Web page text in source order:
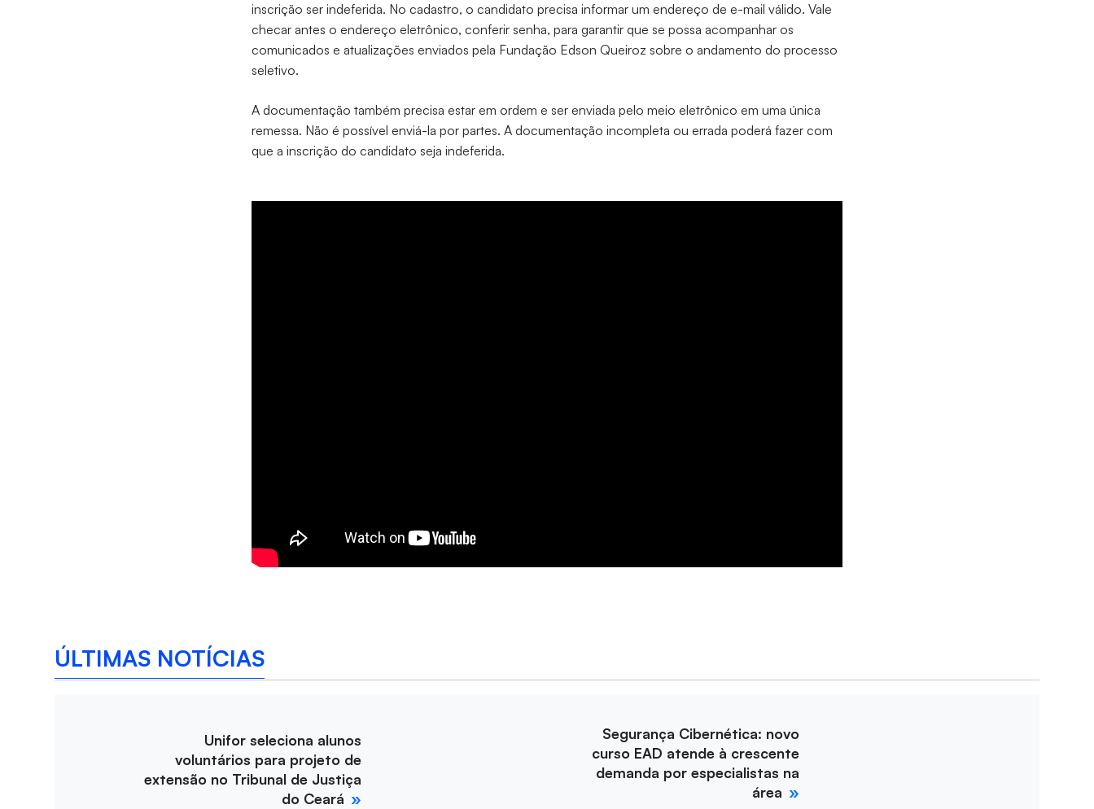
inscrição ser indeferida. No cadastro, o candidato precisa informar um endereço de e-mail válido. Vale
checar antes o endereço eletrônico, conferir senha, para garantir que se possa acompanhar os
comunicados e atualizações enviados pela Fundação Edson Queiroz sobre o andamento do processo
seletivo.
A documentação também precisa estar em ordem e ser enviada pelo meio eletrônico em uma única
remessa. Não é possível enviá-la por partes. A documentação incompleta ou errada poderá fazer com
que a inscrição do candidato seja indeferida.
ÚLTIMAS NOTÍCIAS
Unifor seleciona alunos
voluntários para projeto de
extensão no Tribunal de Justiça
do Ceará
Segurança Cibernética: novo
curso EAD atende à crescente
demanda por especialistas na
área